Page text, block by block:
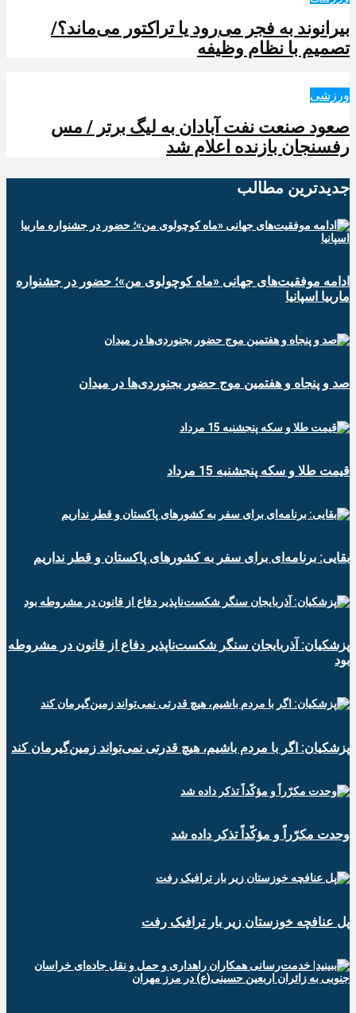
بیرانوند به فجر می‌رود یا تراکتور می‌ماند؟/
تصمیم با نظام وظیفه
ورزشی
صعود صنعت نفت آبادان به لیگ برتر / مس
رفسنجان بازنده اعلام شد
جدیدترین‌ مطالب
ادامه موفقیت‌های جهانی «ماه کوچولوی من»؛ حضور در جشنواره
ماربیا اسپانیا
صد و پنجاه و هفتمین موج حضور بجنوردی‌ها در میدان
قیمت طلا و سکه پنجشنبه 15 مرداد
بقایی: برنامه‌ای برای سفر به کشورهای پاکستان و قطر نداریم
پزشکیان: آذربایجان سنگر شکست‌ناپذیر دفاع از قانون در مشروطه
بود
پزشکیان: اگر با مردم باشیم، هیچ قدرتی نمی‌تواند زمین‌گیرمان کند
وحدت مکرّراً و مؤکّداً تذکر داده شد
پل عنافچه خوزستان زیر بار ترافیک رفت